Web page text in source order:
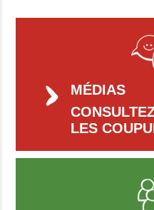
MÉDIAS
LES